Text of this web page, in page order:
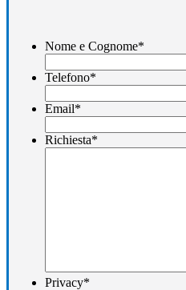
Nome e Cognome*
Telefono*
Email*
Richiesta*
Privacy*